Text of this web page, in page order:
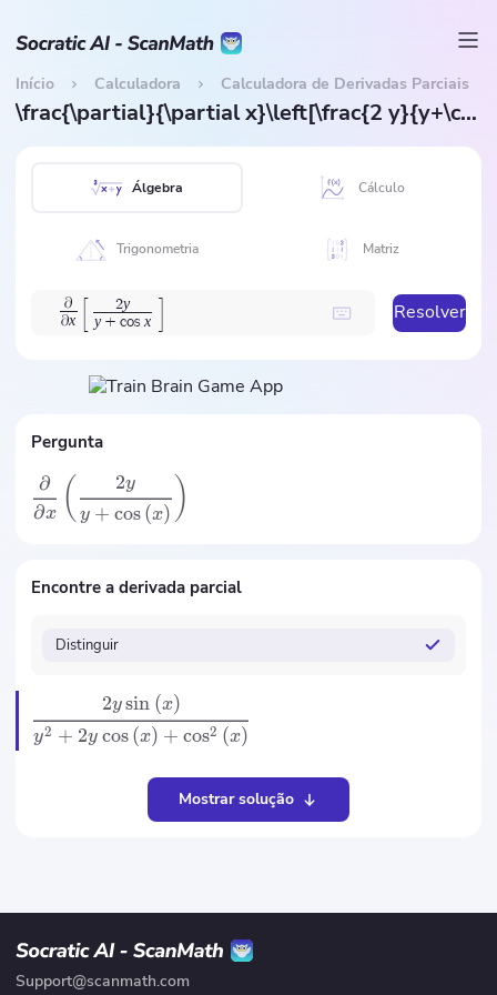
Início Calculadora Calculadora de Derivadas Parciais
\frac{\partial}{\partial x}\left[\frac{2 y}{y+\cos x}\right]
Álgebra Cálculo
Trigonometria Matriz
∂
∂x
2y
y + cos x Resolver
Pergunta
∂x
∂ ( y + cos(x)
2y )
Encontre a derivada parcial
Distinguir
y2 + 2y cos (x) + cos2 (x)
2y sin (x)
Mostrar solução
Support@scanmath.com